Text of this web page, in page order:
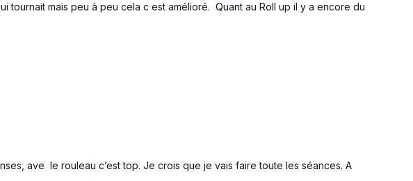
mais peu à peu cela c est amélioré. Quant au Roll up il y a encore du
ave le rouleau c’est top. Je crois que je vais faire toute les séances. A